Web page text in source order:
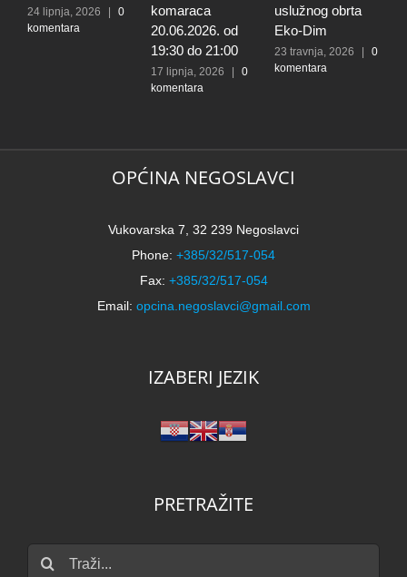
24 lipnja, 2026
0
komentara
komaraca
20.06.2026. od
19:30 do 21:00
17 lipnja, 2026
0
komentara
uslužnog obrta
Eko-Dim
23 travnja, 2026
0
komentara
OPĆINA NEGOSLAVCI
Vukovarska 7, 32 239 Negoslavci
Phone: +385/32/517-054
Fax: +385/32/517-054
Email: opcina.negoslavci@gmail.com
IZABERI JEZIK
PRETRAŽITE
Traži...